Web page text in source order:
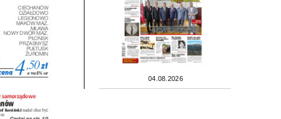
04.08.2026